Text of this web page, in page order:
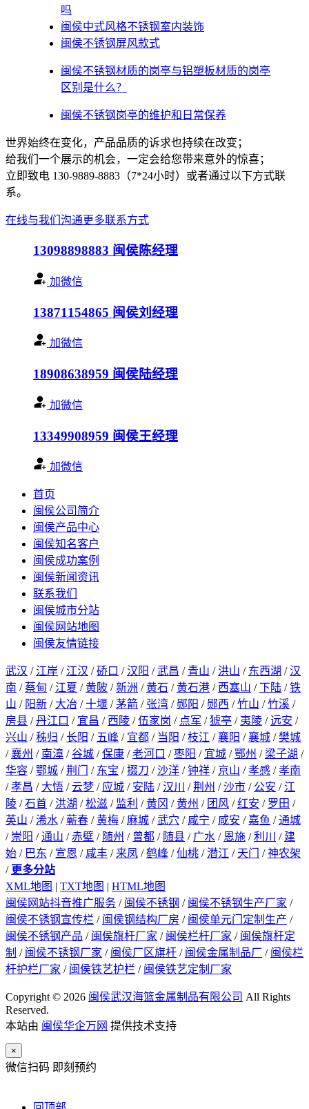
吗
闽侯中式风格不锈钢室内装饰
闽侯不锈钢屏风款式
闽侯不锈钢材质的岗亭与铝塑板材质的岗亭
区别是什么？
闽侯不锈钢岗亭的维护和日常保养
世界始终在变化，产品品质的诉求也持续在改变；
给我们一个展示的机会，一定会给您带来意外的惊喜；
立即致电 130-9889-8883（7*24小时）或者通过以下方式联
系。
在线与我们沟通更多联系方式
13098898883 闽侯陈经理
加微信
13871154865 闽侯刘经理
加微信
18908638959 闽侯陆经理
加微信
13349908959 闽侯王经理
加微信
首页
闽侯公司简介
闽侯产品中心
闽侯知名客户
闽侯成功案例
闽侯新闻资讯
联系我们
闽侯城市分站
闽侯网站地图
闽侯友情链接
武汉 / 江岸 / 江汉 /硚口 /汉阳 /武昌 / 青山 / 洪山 / 东西湖 /汉
南 /蔡甸 / 江夏 /黄陂 /新洲 /黄石 /黄石港 / 西塞山 /下陆 /铁
山 / 阳新 / 大冶 /十堰 /茅箭 / 张湾 / 郧阳 / 郧西 /竹山 /竹溪 /
房县 /丹江口 / 宜昌 / 西陵 /伍家岗 / 点军 /猇亭 / 夷陵 /远安 /
兴山 /秭归 /长阳 / 五峰 / 宜都 / 当阳 /枝江 /襄阳 /襄城 /樊城
/襄州 / 南漳 /谷城 /保康 /老河口 /枣阳 / 宜城 /鄂州 / 梁子湖 /
华容 /鄂城 /荆门 / 东宝 /掇刀 /沙洋 /钟祥 / 京山 /孝感 /孝南
/孝昌 / 大悟 /云梦 / 应城 / 安陆 /汉川 /荆州 /沙市 / 公安 / 江
陵 /石首 / 洪湖 /松滋 / 监利 /黄冈 /黄州 / 团风 /红安 / 罗田 /
英山 /浠水 /蕲春 /黄梅 / 麻城 /武穴 / 咸宁 / 咸安 / 嘉鱼 /通城
/ 崇阳 /通山 /赤壁 / 随州 / 曾都 / 随县 / 广水 / 恩施 /利川 / 建
始 / 巴东 / 宣恩 / 咸丰 / 来凤 /鹤峰 /仙桃 /潜江 / 天门 /神农架
/ 更多分站
XML地图 | TXT地图 | HTML地图
闽侯网站抖音推广服务 / 闽侯不锈钢 / 闽侯不锈钢生产厂家 /
闽侯不锈钢宣传栏 / 闽侯钢结构厂房 / 闽侯单元门定制生产 /
闽侯不锈钢产品 / 闽侯旗杆厂家 / 闽侯栏杆厂家 / 闽侯旗杆定
制 / 闽侯不锈钢厂家 / 闽侯厂区旗杆 / 闽侯金属制品厂 / 闽侯栏
杆护栏厂家 / 闽侯铁艺护栏 / 闽侯铁艺定制厂家
Copyright © 2026 闽侯武汉海篮金属制品有限公司 All Rights
Reserved.
本站由 闽侯华企万网 提供技术支持
×
微信扫码 即刻预约